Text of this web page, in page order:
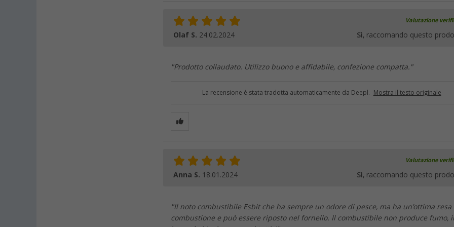
Valutazione
Olaf S. 24.02.2024 Sì, raccomando questo
"Prodotto collaudato. Utilizzo buono e affidabile, confezione compatta."
La recensione è stata tradotta automaticamente da Deepl. Mostra il testo originale
Valutazione
Anna S. 18.01.2024 Sì, raccomando questo
"Il noto combustibile Esbit che ha sempre un odore di pesce, ma ha un'ottima resa
combustione e può essere riposto nel fornello. Il combustibile non produce fumo,